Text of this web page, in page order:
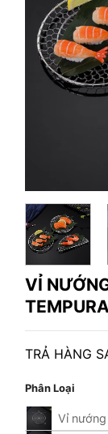
VỈ
TRẢ HÀNG
Phân Loại
Vỉ